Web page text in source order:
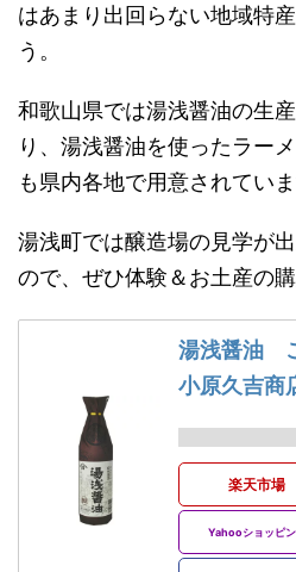
はあまり出回らない地域特
う。
和歌山県では湯浅醤油の生
り、湯浅醤油を使ったラー
も県内各地で用意されていま
湯浅町では醸造場の見学が
ので、ぜひ体験＆お土産の
湯浅醤油
小原久吉商
楽天市場
Yahooショッピ